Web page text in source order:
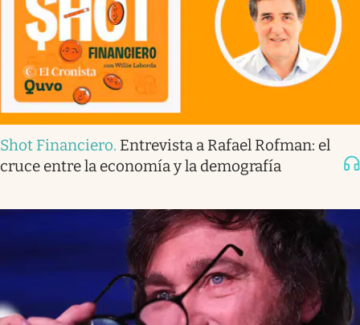
Shot Financiero. Entrevista a Rafael Rofman: el
cruce entre la economía y la demografía